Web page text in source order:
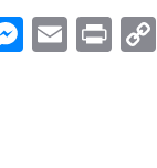
Email